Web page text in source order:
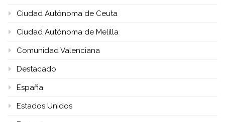
Ciudad Autónoma de Ceuta
Ciudad Autónoma de Melilla
Comunidad Valenciana
Destacado
España
Estados Unidos